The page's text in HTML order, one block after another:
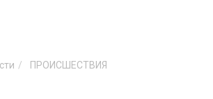
ПРОИСШЕСТВИЯ